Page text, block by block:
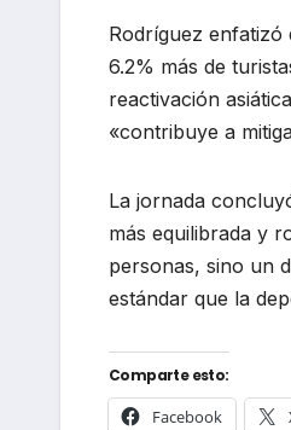
Rodríguez
6.2% más de
reactivación
«contribuye a
La jornada
más equilibrada y
personas, sino un
estándar que la
Comparte esto:
Facebook